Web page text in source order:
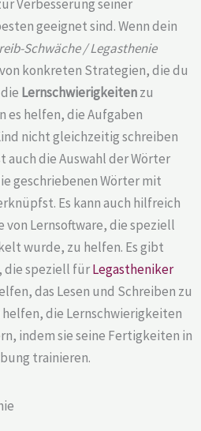
Verbesserung seiner
geeignet sind. Wenn dein
Schwäche / Legasthenie
konkreten Strategien, die du
Lernschwierigkeitenzu
es helfen, die Aufgaben
nicht gleichzeitig schreiben
auch die Auswahl der Wörter
geschriebenen Wörter mit
Es kann auch hilfreich
Lernsoftware, die speziell
wurde, zu helfen. Es gibt
die speziell fürLegastheniker
das Lesen und Schreiben zu
helfen, die Lernschwierigkeiten
indem sie seine Fertigkeiten in
trainieren.